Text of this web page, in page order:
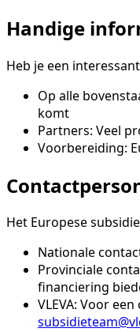
Handige
Heb je een
Op alle
komt
Partners: Veel
Voorbereiding:
Het Europese
Nationale
Provinciale
financiering
VLEVA: Voor